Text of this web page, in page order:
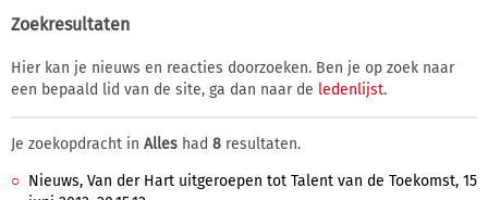
Zoekresultaten
Hier kan je nieuws en reacties doorzoeken. Ben je op zoek naar
een bepaald lid van de site, ga dan naar de ledenlijst.
Je zoekopdracht in Alles had 8 resultaten.
Nieuws, Van der Hart uitgeroepen tot Talent van de Toekomst, 15